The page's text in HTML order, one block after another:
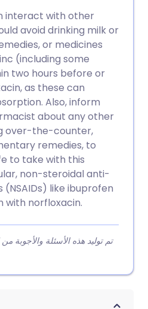
interact with other
avoid drinking milk or
or medicines
(including some
two hours before or
as these can
Also, inform
about any other
over-the-counter,
remedies, to
to take with this
non-steroidal anti-
like ibuprofen
with norfloxacin.
تم توليد هذه الأسئلة والأجوبة